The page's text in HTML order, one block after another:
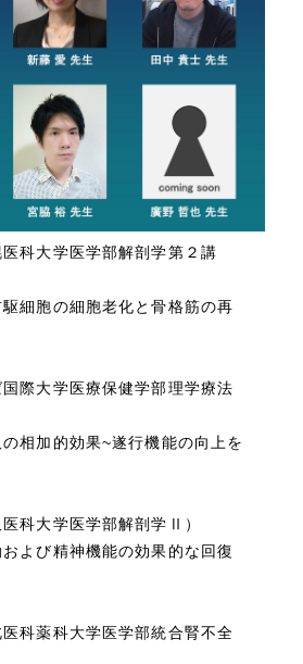
医科大学医学部解剖学第２講
駆細胞の細胞老化と骨格筋の再
国際大学医療保健学部理学療法
の相加的効果~遂行機能の向上を
医科大学医学部解剖学Ⅱ）
および精神機能の効果的な回復
医科薬科大学医学部統合腎不全